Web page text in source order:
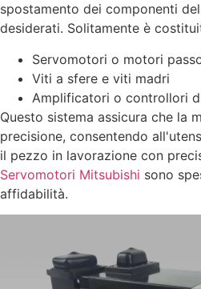
spostamento dei componenti
desiderati. Solitamente è
Servomotori o motori
Viti a sfere e viti madri
Amplificatori o controllori
Questo sistema assicura che la
precisione, consentendo
il pezzo in lavorazione con
Servomotori Mitsubishi sono
affidabilità.